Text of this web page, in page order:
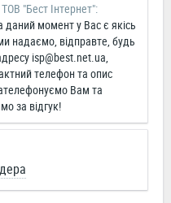
"Бест Інтернет":
момент у Вас є якісь
надаємо, відправте, будь
isp@best.net.ua,
телефон та опис
Вам та
за відгук!